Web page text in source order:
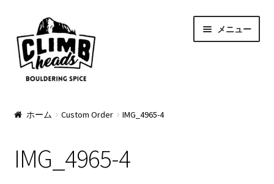
ビ
ゲ
ー
ン
ン
テ
ン
ス
メニュー
Apparel
ホーム Custom Order IMG_4965-4
IMG_4965-4